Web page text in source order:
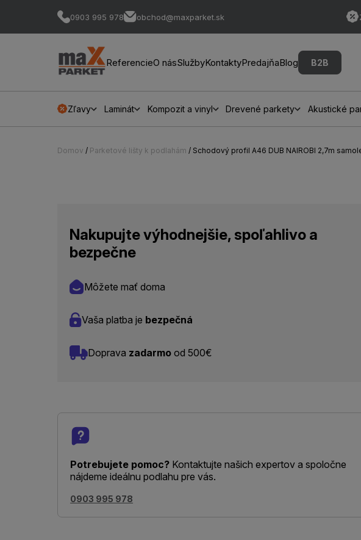
0903 995 978 obchod@maxparket.sk
ReferencieO násSlužbyKontaktyPredajňaBlog B2B
Zľavy Laminát Kompozit a vinyl Drevené parkety Akustické
Domov / Parketové lišty k podlahám / Schodový profil A46 DUB NAIROBI 2,7m
Nakupujte výhodnejšie, spoľahlivo a
bezpečne
Môžete mať doma
Vaša platba je bezpečná
Doprava zadarmo od 500€
Potrebujete pomoc? Kontaktujte našich expertov a spoločne
nájdeme ideálnu podlahu pre vás.
0903 995 978